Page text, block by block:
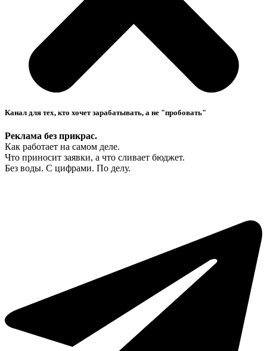
Канал для тех, кто хочет зарабатывать, а не "пробовать"
Реклама без прикрас.
Как работает на самом деле.
Что приносит заявки, а что сливает бюджет.
Без воды. С цифрами. По делу.